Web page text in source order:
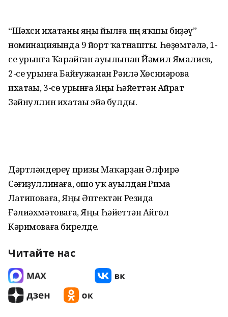
“Шәхси ихатаны яңы йылға иң яҡшы биҙәү”
номинацияһында 9 йорт ҡатнашты. Һөҙөмтәлә, 1-
се урынға Ҡарайған ауылынан Йәмил Ямалиев,
2-се урынға Байғужанан Рәилә Хөсниәрова
ихатаһы, 3-сө урынға Яңы Һәйеттән Айрат
Зәйнуллин ихатаһы эйә булды.
Дәртләндереү призы Маҡарҙан Әлфирә
Сәғиҙуллинаға, ошо уҡ ауылдан Рима
Латиповаға, Яңы Әптектән Резида
Ғәлиәхмәтоваға, Яңы Һәйеттән Айгөл
Кәримоваға бирелде.
Читайте нас